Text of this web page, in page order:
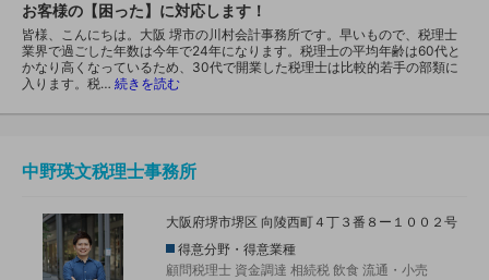
お客様の【困った】に対応します！
皆様、こんにちは。大阪 堺市の川村会計事務所です。早いもので、税理士
業界で過ごした年数は今年で24年になります。税理士の平均年齢は60代と
かなり高くなっているため、30代で開業した税理士は比較的若手の部類に
入ります。税… 続きを読む
中野瑛文税理士事務所
大阪府堺市堺区 向陵西町４丁３番８ー１００２号
得意分野・得意業種
顧問税理士 資金調達 相続税 飲食 流通・小売